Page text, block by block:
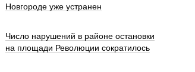
Новгороде уже устранен
Число нарушений в районе остановки
на площади Революции сократилось